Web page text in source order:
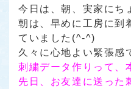
今日は、朝、実家にち
朝は、早めに工房に到
ていました(^-^)
久々に心地よい緊張感
刺繍データ作りって、
先日、お友達に送った